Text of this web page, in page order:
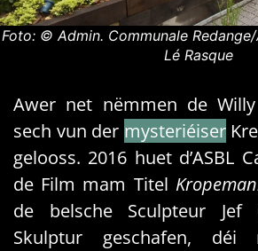
Foto: © Admin. Communale
Lé Rasque
Awer net nëmmen de
sech vun der mysteriéiser
gelooss. 2016 huet d’ASBL
de Film mam Titel
de belsche Sculpteur Jef
Skulptur geschafen,